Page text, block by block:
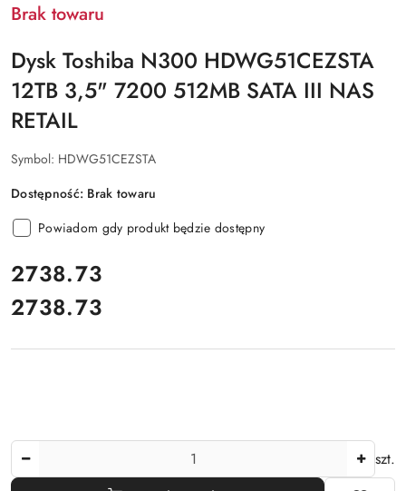
Brak towaru
Dysk Toshiba N300 HDWG51CEZSTA
12TB 3,5" 7200 512MB SATA III NAS
RETAIL
Symbol: HDWG51CEZSTA
Dostępność: Brak towaru
Powiadom gdy produkt będzie dostępny
cena:
2738.73
Cena:
2738.73
szt.